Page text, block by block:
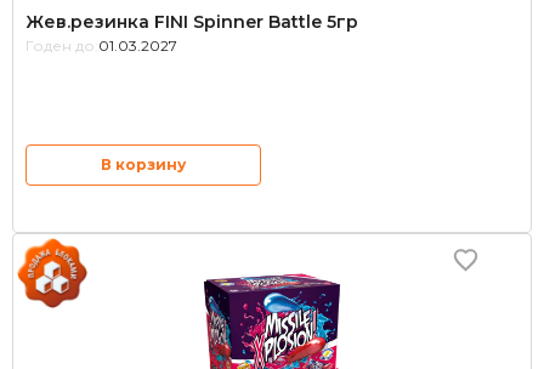
Жев.резинка FINI Spinner Battle 5гр
Годен до: 01.03.2027
В корзину